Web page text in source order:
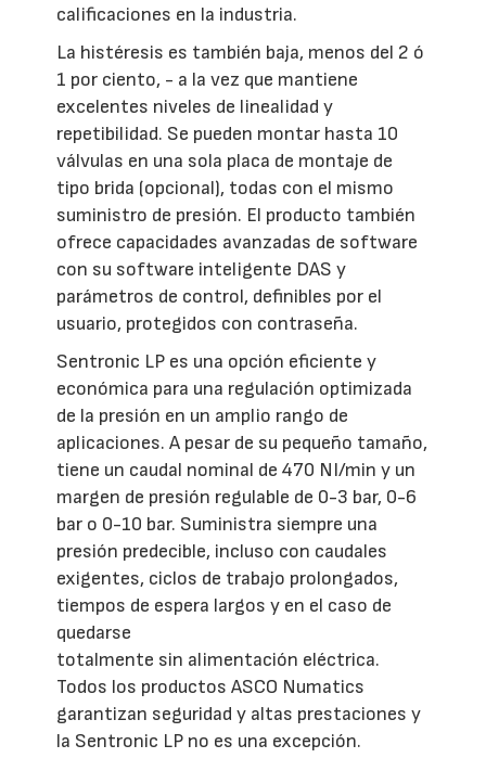
calificaciones en la industria.
La histéresis es también baja, menos del 2 ó
1 por ciento, - a la vez que mantiene
excelentes niveles de linealidad y
repetibilidad. Se pueden montar hasta 10
válvulas en una sola placa de montaje de
tipo brida (opcional), todas con el mismo
suministro de presión. El producto también
ofrece capacidades avanzadas de software
con su software inteligente DAS y
parámetros de control, definibles por el
usuario, protegidos con contraseña.
Sentronic LP es una opción eficiente y
económica para una regulación optimizada
de la presión en un amplio rango de
aplicaciones. A pesar de su pequeño tamaño,
tiene un caudal nominal de 470 NI/min y un
margen de presión regulable de 0-3 bar, 0-6
bar o 0-10 bar. Suministra siempre una
presión predecible, incluso con caudales
exigentes, ciclos de trabajo prolongados,
tiempos de espera largos y en el caso de
quedarse
totalmente sin alimentación eléctrica.
Todos los productos ASCO Numatics
garantizan seguridad y altas prestaciones y
la Sentronic LP no es una excepción.